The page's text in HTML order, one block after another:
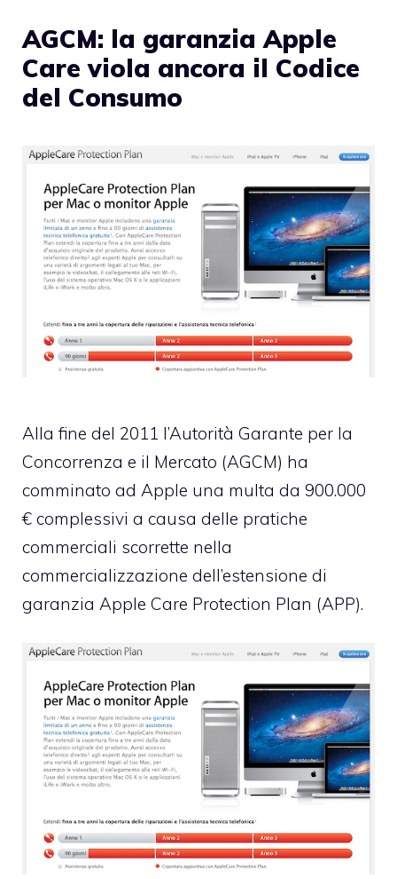
AGCM: la garanzia Apple
Care viola ancora il Codice
del Consumo
Alla fine del 2011 l’Autorità Garante per la
Concorrenza e il Mercato (AGCM) ha
comminato ad Apple una multa da 900.000
€ complessivi a causa delle pratiche
commerciali scorrette nella
commercializzazione dell’estensione di
garanzia Apple Care Protection Plan (APP).